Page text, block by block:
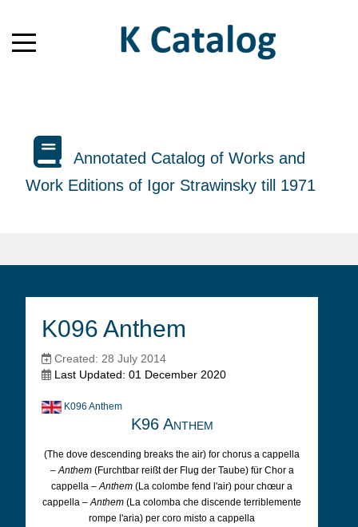
Annotated Catalog of Works and
Work Editions of Igor Strawinsky till 1971
K096 Anthem
Created: 28 July 2014
Last Updated: 01 December 2020
K096 Anthem
K96 Anthem
(The dove descending breaks the air) for chorus a cappella
–Anthem(Furchtbar reißt der Flug der Taube) für Chor a
cappella –Anthem (La colombe fend l'air) pour chœur a
cappella –Anthem (La colomba che discende terriblemente
rompe l'aria) per coro misto a cappella